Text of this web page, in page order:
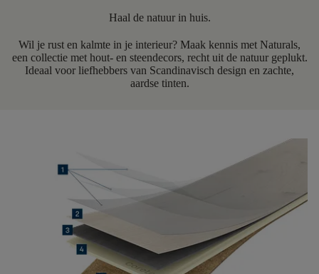
Haal de natuur in huis.
Wil je rust en kalmte in je interieur? Maak kennis met Naturals,
een collectie met hout- en steendecors, recht uit de natuur geplukt.
Ideaal voor liefhebbers van Scandinavisch design en zachte,
aardse tinten.